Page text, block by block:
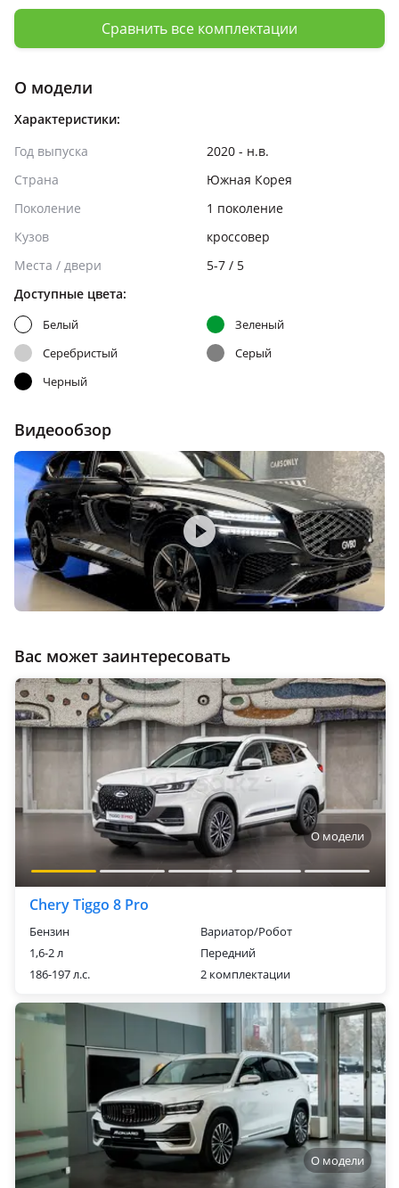
Сравнить все комплектации
О модели
Характеристики:
Год выпуска
2020 - н.в.
Страна
Южная Корея
Поколение
1 поколение
Кузов
кроссовер
Места / двери
5-7 / 5
Доступные цвета:
Белый
Зеленый
Серебристый
Серый
Черный
Видеообзор
Вас может заинтересовать
О модели
Chery Tiggo 8 Pro
Бензин
1,6-2 л
186-197 л.с.
Вариатор/Робот
Передний
2 комплектации
О модели